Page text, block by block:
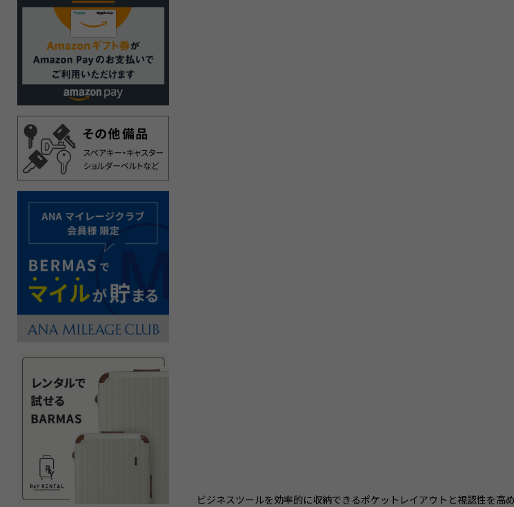
ビジネスツールを効率的に収納できるポケットレイアウトと視認性を高